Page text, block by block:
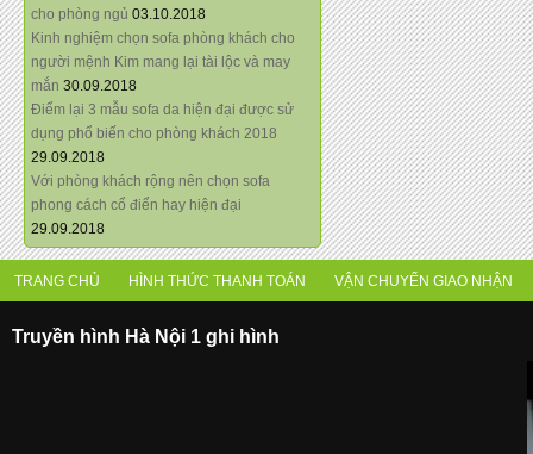
cho phòng ngủ 03.10.2018
Kinh nghiệm chọn sofa phòng khách cho
người mệnh Kim mang lại tài lộc và may
mắn 30.09.2018
Điểm lại 3 mẫu sofa da hiện đại được sử
dụng phổ biến cho phòng khách 2018
29.09.2018
Với phòng khách rộng nên chọn sofa
phong cách cổ điển hay hiện đại
29.09.2018
TRANG CHỦ HÌNH THỨC THANH TOÁN VẬN CHUYỂN GIAO NHẬN
Truyền hình Hà Nội 1 ghi hình